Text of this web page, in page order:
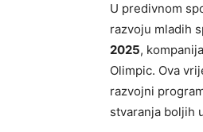
U predivnom
razvoju mladih
2025, kompanija
Olimpic. Ova
razvojni
stvaranja boljih